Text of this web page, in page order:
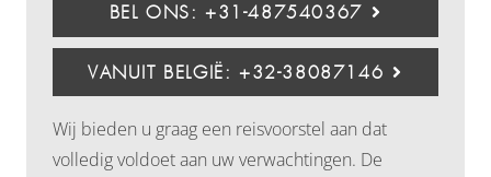
BEL ONS: +31-487540367
VANUIT BELGIË: +32-38087146
Wij bieden u graag een reisvoorstel aan dat
volledig voldoet aan uw verwachtingen. De